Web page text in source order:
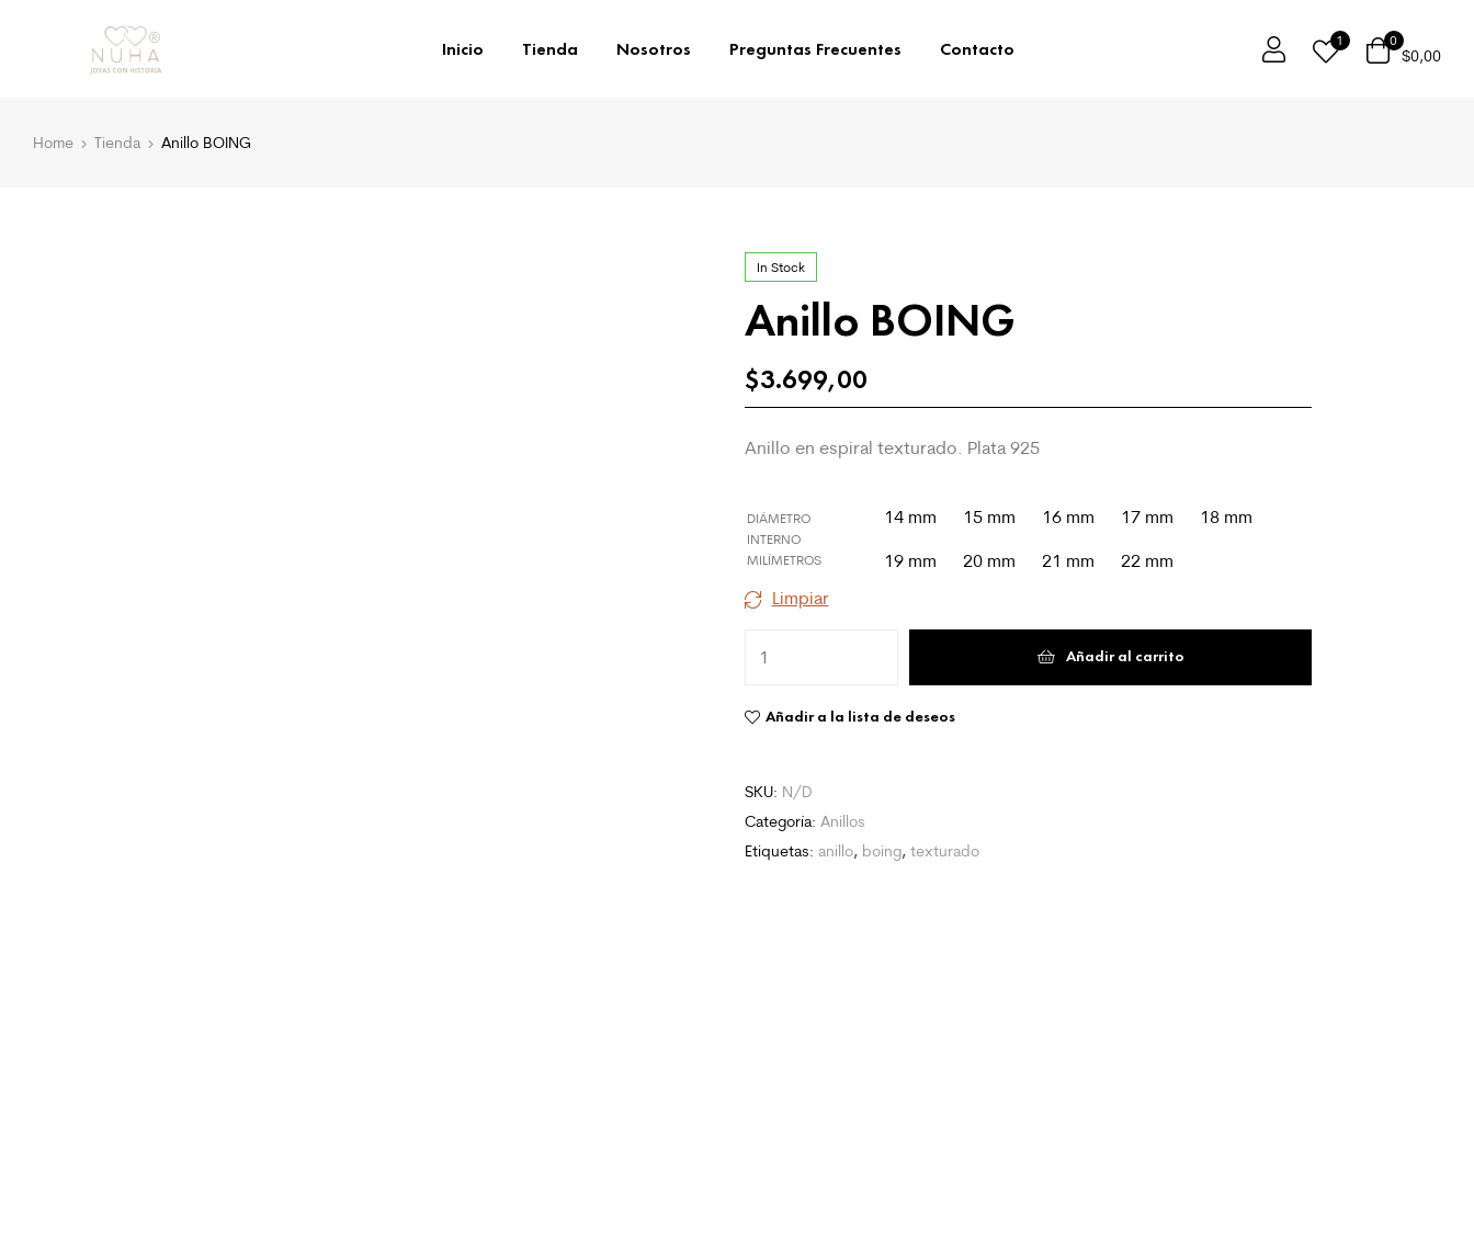
Inicio Tienda Nosotros Preguntas Frecuentes Contacto 1 0
$0,00
Home Tienda Anillo BOING
In Stock
Anillo BOING
$3.699,00
Anillo en espiral texturado. Plata 925
DIÁMETRO
INTERNO
MILÍMETROS
14 mm 15 mm 16 mm 17 mm
18 mm
19 mm
20 mm 21 mm
22 mm
Limpiar
Añadir al carrito
Añadir a la lista de deseos
SKU: N/D
Categoría: Anillos
Etiquetas: anillo, boing, texturado